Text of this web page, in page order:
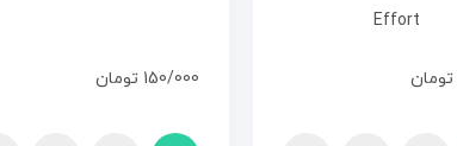
Effort
تومان 150/000 تومان